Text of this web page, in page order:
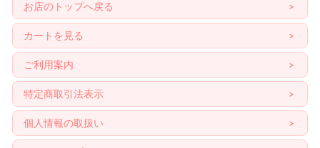
お店のトップへ戻る
カートを見る
ご利用案内
特定商取引法表示
個人情報の取扱い